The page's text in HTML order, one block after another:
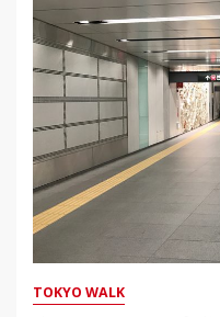
TOKYO WALK